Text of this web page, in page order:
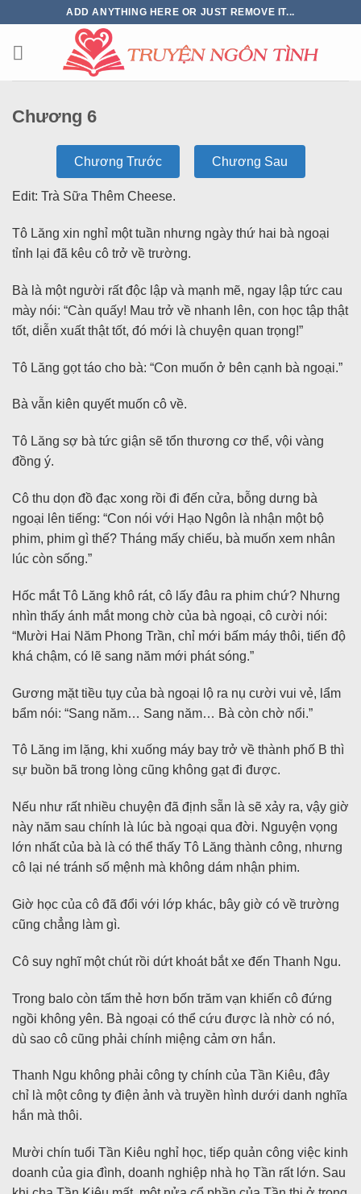
ADD ANYTHING HERE OR JUST REMOVE IT...
Chương 6
Chương Trước Chương Sau
Edit: Trà Sữa Thêm Cheese.
Tô Lăng xin nghỉ một tuần nhưng ngày thứ hai bà ngoại
tỉnh lại đã kêu cô trở về trường.
Bà là một người rất độc lập và mạnh mẽ, ngay lập tức cau
mày nói: “Càn quấy! Mau trở về nhanh lên, con học tập thật
tốt, diễn xuất thật tốt, đó mới là chuyện quan trọng!”
Tô Lăng gọt táo cho bà: “Con muốn ở bên cạnh bà ngoại.”
Bà vẫn kiên quyết muốn cô về.
Tô Lăng sợ bà tức giận sẽ tổn thương cơ thể, vội vàng
đồng ý.
Cô thu dọn đồ đạc xong rồi đi đến cửa, bỗng dưng bà
ngoại lên tiếng: “Con nói với Hạo Ngôn là nhận một bộ
phim, phim gì thế? Tháng mấy chiếu, bà muốn xem nhân
lúc còn sống.”
Hốc mắt Tô Lăng khô rát, cô lấy đâu ra phim chứ? Nhưng
nhìn thấy ánh mắt mong chờ của bà ngoại, cô cười nói:
“Mười Hai Năm Phong Trần, chỉ mới bấm máy thôi, tiến độ
khá chậm, có lẽ sang năm mới phát sóng.”
Gương mặt tiều tụy của bà ngoại lộ ra nụ cười vui vẻ, lẩm
bẩm nói: “Sang năm… Sang năm… Bà còn chờ nổi.”
Tô Lăng im lặng, khi xuống máy bay trở về thành phố B thì
sự buồn bã trong lòng cũng không gạt đi được.
Nếu như rất nhiều chuyện đã định sẵn là sẽ xảy ra, vậy giờ
này năm sau chính là lúc bà ngoại qua đời. Nguyện vọng
lớn nhất của bà là có thể thấy Tô Lăng thành công, nhưng
cô lại né tránh số mệnh mà không dám nhận phim.
Giờ học của cô đã đổi với lớp khác, bây giờ có về trường
cũng chẳng làm gì.
Cô suy nghĩ một chút rồi dứt khoát bắt xe đến Thanh Ngu.
Trong balo còn tấm thẻ hơn bốn trăm vạn khiến cô đứng
ngồi không yên. Bà ngoại có thể cứu được là nhờ có nó,
dù sao cô cũng phải chính miệng cảm ơn hắn.
Thanh Ngu không phải công ty chính của Tần Kiêu, đây
chỉ là một công ty điện ảnh và truyền hình dưới danh nghĩa
hắn mà thôi.
Mười chín tuổi Tần Kiêu nghỉ học, tiếp quản công việc kinh
doanh của gia đình, doanh nghiệp nhà họ Tần rất lớn. Sau